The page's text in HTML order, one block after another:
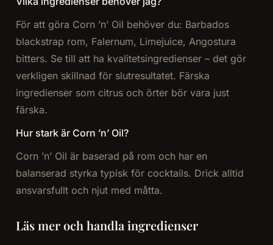
För att göra Corn ’n’ Oil behöver du: Barbados
blackstrap rom, Falernum, Limejuice, Angostura
bitters. Se till att ha kvalitetsingredienser – det gör
verkligen skillnad för slutresultatet. Färska
ingredienser som citrus och örter bör vara just
färska.
Hur stark är Corn ’n’ Oil?
Corn ’n’ Oil är baserad på rom och har en
balanserad styrka typisk för cocktails. Drick alltid
ansvarsfullt och njut med måtta.
Läs mer och handla ingredienser